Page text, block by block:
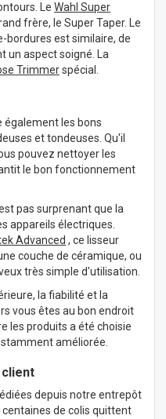
Le Wahl Super
frère, le Super Taper. Le
bordures est similaire, de
un aspect soigné. La
Trimmerspécial.
également les bons
et tondeuses. Qu'il
pouvez nettoyer les
le bon fonctionnement
pas surprenant que la
appareils électriques.
Advanced , ce lisseur
couche de céramique, ou
très simple d'utilisation.
la fiabilité et la
vous êtes au bon endroit
les produits a été choisie
améliorée.
depuis notre entrepôt
centaines de colis quittent